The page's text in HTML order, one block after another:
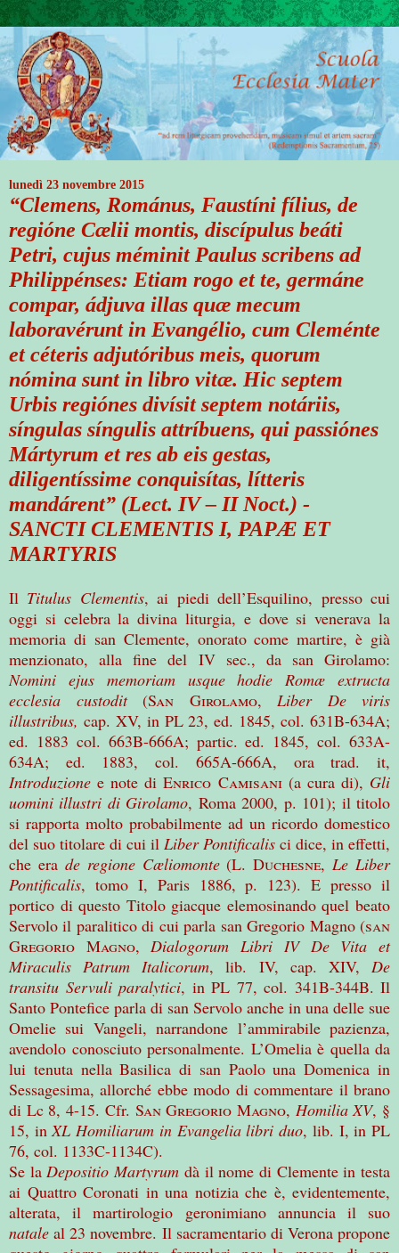
lunedì 23 novembre 2015
“Clemens, Románus, Faustíni fílius, de
regióne Cælii montis, discípulus beáti
Petri, cujus méminit Paulus scribens ad
Philippénses: Etiam rogo et te, germáne
compar, ádjuva illas quæ mecum
laboravérunt in Evangélio, cum Cleménte
et céteris adjutóribus meis, quorum
nómina sunt in libro vitæ. Hic septem
Urbis regiónes divísit septem notáriis,
síngulas síngulis attríbuens, qui passiónes
Mártyrum et res ab eis gestas,
diligentíssime conquisítas, lítteris
mandárent” (Lect. IV – II Noct.) -
SANCTI CLEMENTIS I, PAPÆ ET
MARTYRIS
Il Titulus Clementis, ai piedi dell’Esquilino, presso cui
oggi si celebra la divina liturgia, e dove si venerava la
memoria di san Clemente, onorato come martire, è già
menzionato, alla fine del IV sec., da san Girolamo:
Nomini ejus memoriam usque hodie Romæ extructa
ecclesia custodit
(San Girolamo, Liber
De viris
illustribus, cap. XV, in PL 23, ed. 1845, col. 631B-634A;
ed. 1883 col. 663B-666A; partic. ed. 1845, col. 633A-
634A; ed. 1883, col. 665A-666A, ora trad. it,
Introduzione e note diEnrico Camisani(a cura di), Gli
uomini illustri di Girolamo, Roma 2000, p. 101); il titolo
si rapporta molto probabilmente ad un ricordo domestico
del suo titolare di cui il Liber Pontificalis ci dice, in effetti,
che era de regione Cæliomonte(L.Duchesne,Le Liber
Pontificalis, tomo I, Paris 1886, p. 123). E presso il
portico di questo Titolo giacque elemosinando quel beato
Servolo il paralitico di cui parla san Gregorio Magno (san
Gregorio Magno,Dialogorum Libri IV De Vita et
Miraculis Patrum Italicorum, lib. IV, cap. XIV,De
transitu Servuli paralytici, in PL 77, col. 341B-344B. Il
Santo Pontefice parla di san Servolo anche in una delle sue
Omelie sui Vangeli, narrandone l’ammirabile pazienza,
avendolo conosciuto personalmente. L’Omelia è quella da
lui tenuta nella Basilica di san Paolo una Domenica in
Sessagesima, allorché ebbe modo di commentare il brano
di Lc 8, 4-15. Cfr. San Gregorio Magno, Homilia XV, §
15, inXL Homiliarum in Evangelia libri duo, lib. I, in PL
76, col. 1133C-1134C).
Se laDepositio Martyrum dà il nome di Clemente in testa
ai Quattro Coronati in una notizia che è, evidentemente,
alterata, il martirologio geronimiano annuncia il suo
natale al 23 novembre. Il sacramentario di Verona propone